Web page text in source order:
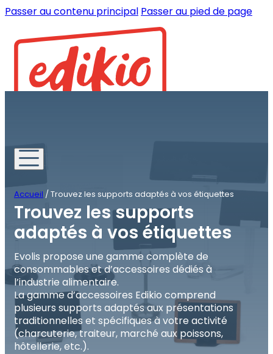
Passer au contenu principal Passer au pied de page
Accueil /Trouvez les supports adaptés à vos étiquettes
Trouvez les supports
adaptés à vos étiquettes
Evolis propose une gamme complète de
consommables et d’accessoires dédiés à
l’industrie alimentaire.
La gamme d’accessoires Edikio comprend
plusieurs supports adaptés aux présentations
traditionnelles et spécifiques à votre activité
(charcuterie, traiteur, marché aux poissons,
hôtellerie, etc.).